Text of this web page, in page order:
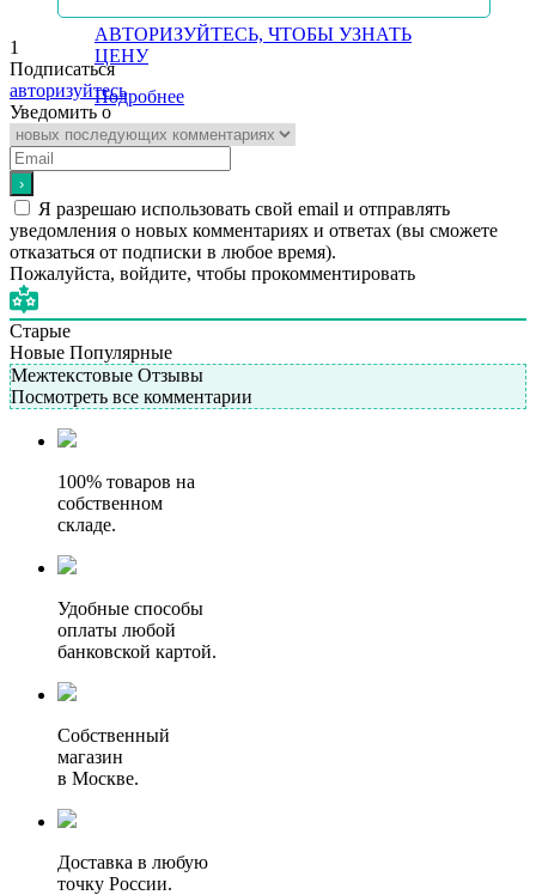
АВТОРИЗУЙТЕСЬ, ЧТОБЫ УЗНАТЬ
ЦЕНУ
Подробнее
1
Подписаться
авторизуйтесь
Уведомить о
Я разрешаю использовать свой email и отправлять
уведомления о новых комментариях и ответах (вы cможете
отказаться от подписки в любое время).
Пожалуйста, войдите, чтобы прокомментировать
Старые
Новые Популярные
Межтекстовые Отзывы
Посмотреть все комментарии
100% товаров на
собственном
складе.
Удобные способы
оплаты любой
банковской картой.
Собственный
магазин
в Москве.
Доставка в любую
точку России.